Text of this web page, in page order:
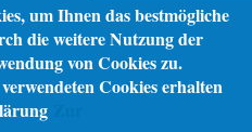
um Ihnen das bestmögliche
die weitere Nutzung der
von Cookies zu.
Cookies erhalten